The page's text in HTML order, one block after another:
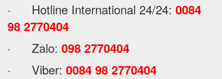
· Hotline International 24/24: 0084
98 2770404
· Zalo: 098 2770404
· Viber: 0084 98 2770404